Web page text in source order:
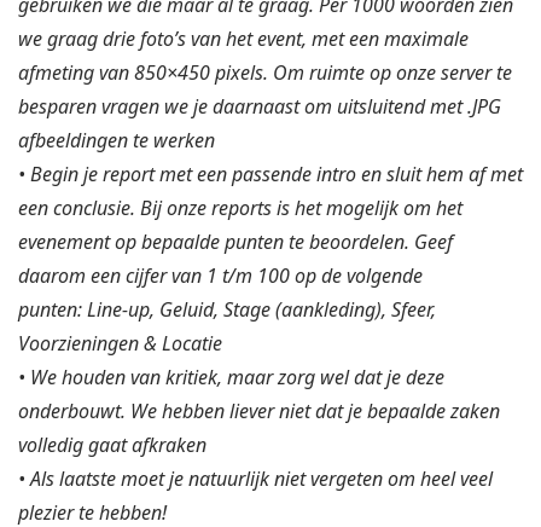
we graag drie foto’s van het event, met een maximale
afmeting van 850×450 pixels. Om ruimte op onze server te
besparen vragen we je daarnaast om uitsluitend met .JPG
afbeeldingen te werken
• Begin je report met een passende intro en sluit hem af met
een conclusie. Bij onze reports is het mogelijk om het
evenement op bepaalde punten te beoordelen. Geef
daarom een cijfer van 1 t/m 100 op de volgende
punten: Line-up, Geluid, Stage (aankleding), Sfeer,
Voorzieningen & Locatie
• We houden van kritiek, maar zorg wel dat je deze
onderbouwt. We hebben liever niet dat je bepaalde zaken
volledig gaat afkraken
• Als laatste moet je natuurlijk niet vergeten om heel veel
plezier te hebben!